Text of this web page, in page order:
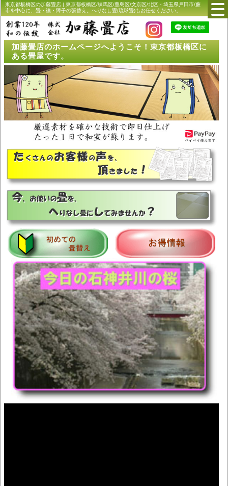
東京都板橋区の加藤畳店 | 東京都板橋区/練馬区/豊島区/文京区/北区・埼玉県戸田市/蕨
市を中心に、畳・襖・障子の張替え。へりなし畳(琉球畳)もお任せください。
加藤畳店のホームページへようこそ！東京都板橋区に
ある畳屋です。